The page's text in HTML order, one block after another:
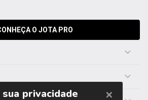
O JOTA PRO